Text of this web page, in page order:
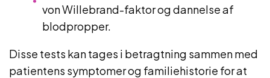
von Willebrand-faktor og dannelse af
blodpropper.
Disse tests kan tages i betragtning sammen med
patientens symptomer og familiehistorie for at